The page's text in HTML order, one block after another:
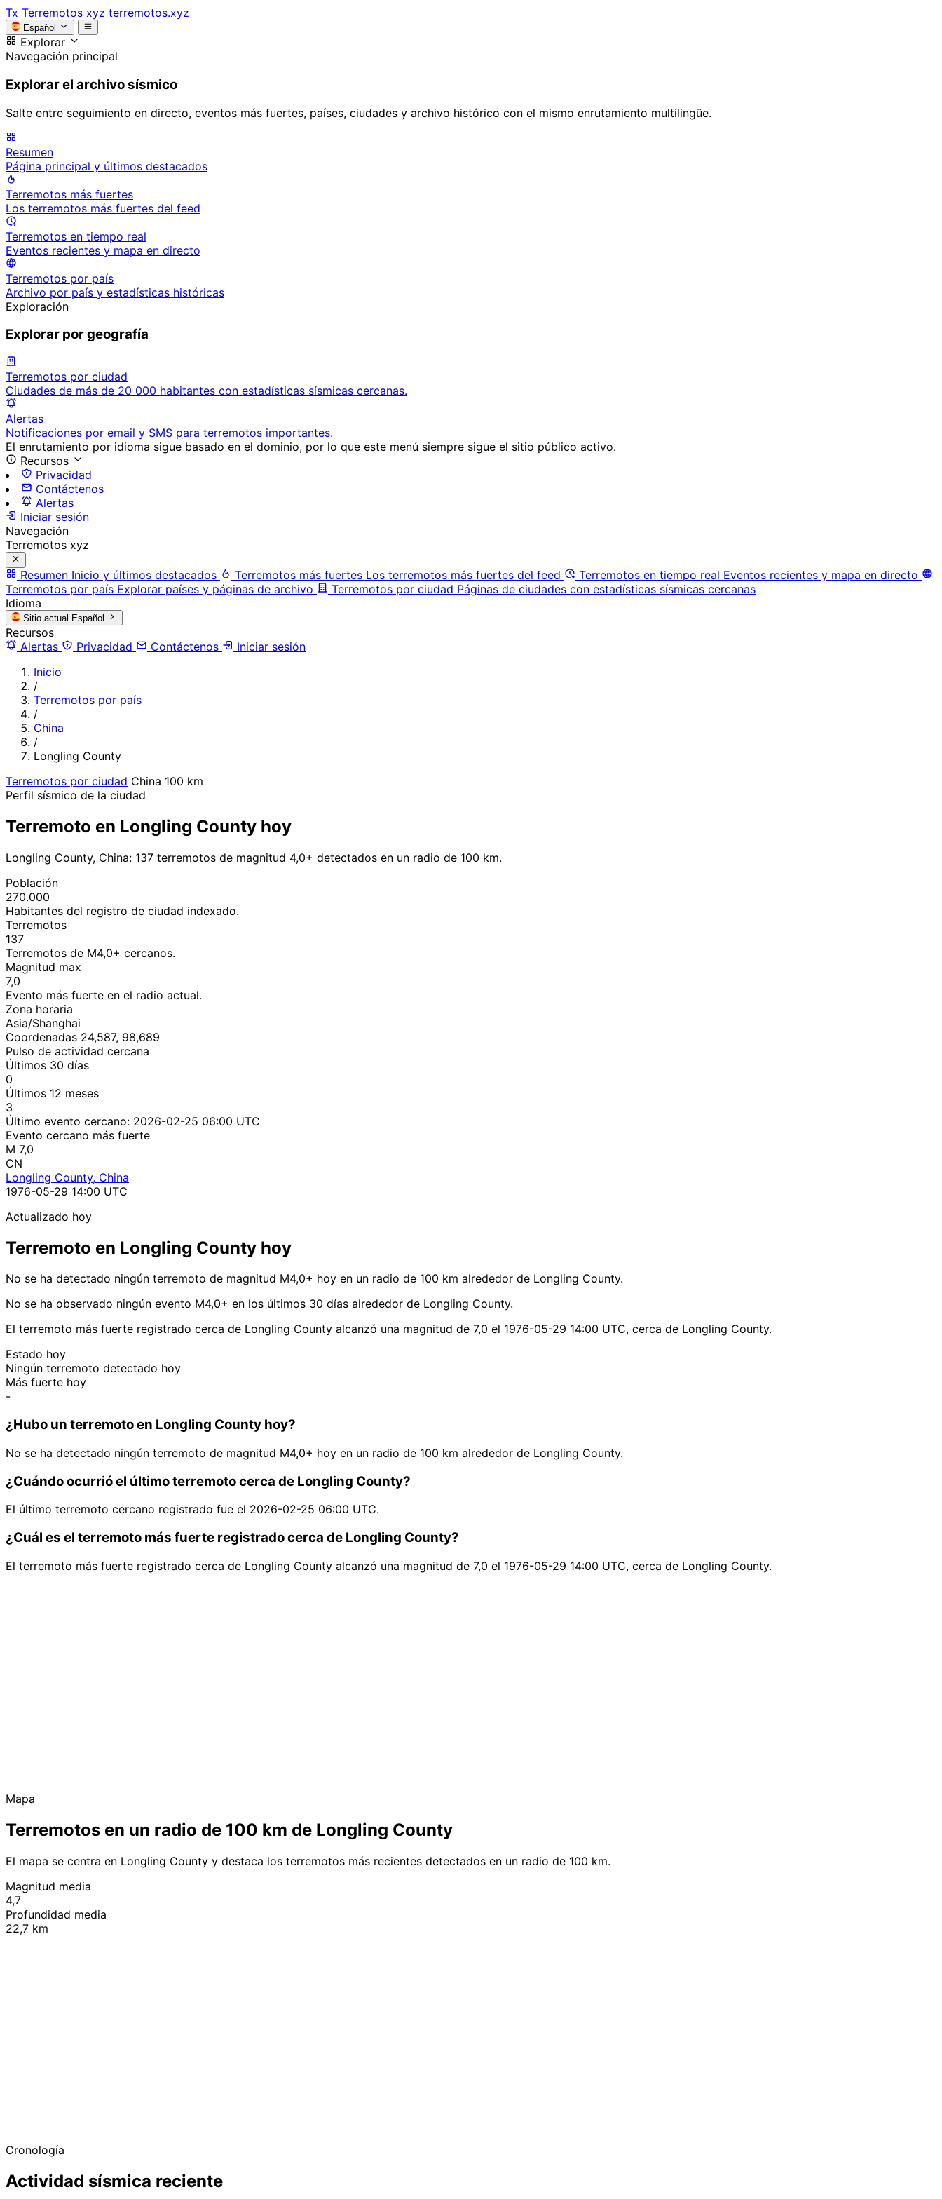
Tx Terremotos xyz terremotos.xyz
Español
Explorar
Navegación principal
Explorar el archivo sísmico
Salte entre seguimiento en directo, eventos más fuertes, países, ciudades y archivo histórico con el mismo enrutamiento multilingüe.
Resumen
Página principal y últimos destacados
Terremotos más fuertes
Los terremotos más fuertes del feed
Terremotos en tiempo real
Eventos recientes y mapa en directo
Terremotos por país
Archivo por país y estadísticas históricas
Exploración
Explorar por geografía
Terremotos por ciudad
Ciudades de más de 20 000 habitantes con estadísticas sísmicas cercanas.
Alertas
Notificaciones por email y SMS para terremotos importantes.
El enrutamiento por idioma sigue basado en el dominio, por lo que este menú siempre sigue el sitio público activo.
Recursos
Privacidad
Contáctenos
Alertas
Iniciar sesión
Navegación
Terremotos xyz
Resumen Inicio y últimos destacados Terremotos más fuertes Los terremotos más fuertes del feed Terremotos en tiempo real Eventos recientes y mapa en directo
Terremotos por país Explorar países y páginas de archivo Terremotos por ciudad Páginas de ciudades con estadísticas sísmicas cercanas
Idioma
Sitio actual Español
Recursos
Alertas
Privacidad Contáctenos
Iniciar sesión
Inicio
/
Terremotos por país
/
China
/
Longling County
Terremotos por ciudad China 100 km
Perfil sísmico de la ciudad
Terremoto en Longling County hoy
Longling County, China: 137 terremotos de magnitud 4,0+ detectados en un radio de 100 km.
Población
270.000
Habitantes del registro de ciudad indexado.
Terremotos
137
Terremotos de M4,0+ cercanos.
Magnitud max
7,0
Evento más fuerte en el radio actual.
Zona horaria
Asia/Shanghai
Coordenadas 24,587, 98,689
Pulso de actividad cercana
Últimos 30 días
0
Últimos 12 meses
3
Último evento cercano: 2026-02-25 06:00 UTC
Evento cercano más fuerte
M 7,0
CN
Longling County, China
1976-05-29 14:00 UTC
Actualizado hoy
Terremoto en Longling County hoy
No se ha detectado ningún terremoto de magnitud M4,0+ hoy en un radio de 100 km alrededor de Longling County.
No se ha observado ningún evento M4,0+ en los últimos 30 días alrededor de Longling County.
El terremoto más fuerte registrado cerca de Longling County alcanzó una magnitud de 7,0 el 1976-05-29 14:00 UTC, cerca de Longling County.
Estado hoy
Ningún terremoto detectado hoy
Más fuerte hoy
-
¿Hubo un terremoto en Longling County hoy?
No se ha detectado ningún terremoto de magnitud M4,0+ hoy en un radio de 100 km alrededor de Longling County.
¿Cuándo ocurrió el último terremoto cerca de Longling County?
El último terremoto cercano registrado fue el 2026-02-25 06:00 UTC.
¿Cuál es el terremoto más fuerte registrado cerca de Longling County?
El terremoto más fuerte registrado cerca de Longling County alcanzó una magnitud de 7,0 el 1976-05-29 14:00 UTC, cerca de Longling County.
Mapa
Terremotos en un radio de 100 km de Longling County
El mapa se centra en Longling County y destaca los terremotos más recientes detectados en un radio de 100 km.
Magnitud media
4,7
Profundidad media
22,7 km
Cronología
Actividad sísmica reciente